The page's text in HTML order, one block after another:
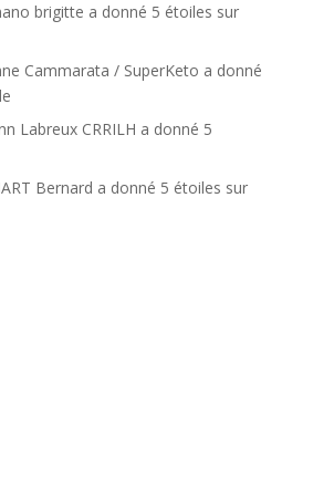
brigitte a donné 5 étoiles sur
Cammarata / SuperKeto a donné
Labreux CRRILH a donné 5
Bernard a donné 5 étoiles sur